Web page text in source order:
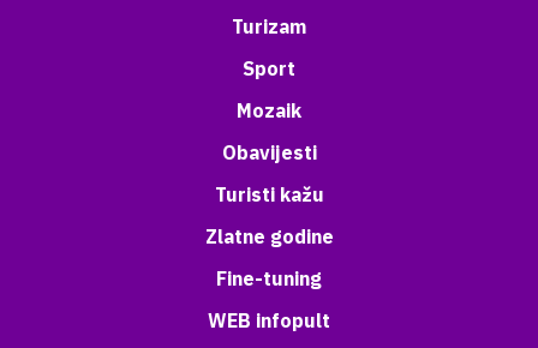
Turizam
Sport
Mozaik
Obavijesti
Turisti kažu
Zlatne godine
Fine-tuning
WEB infopult